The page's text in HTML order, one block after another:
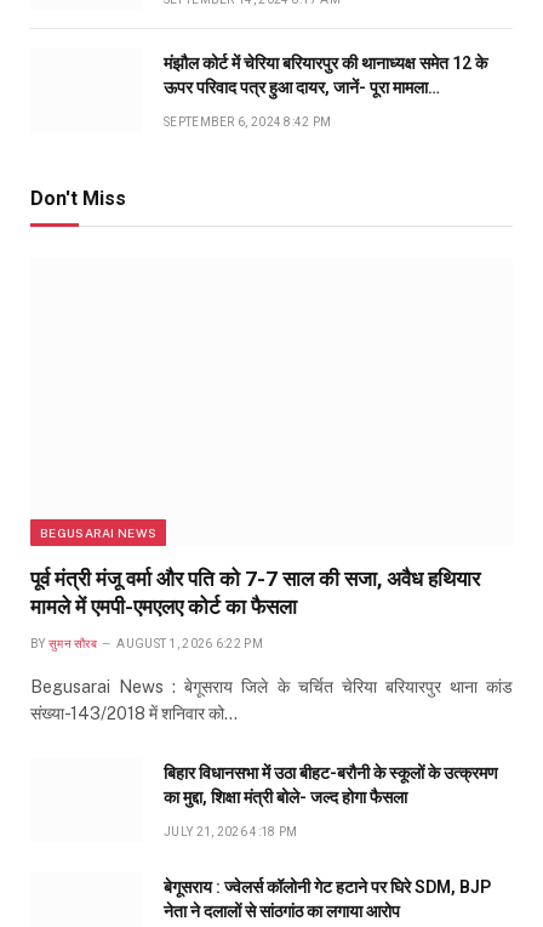
मंझौल कोर्ट में चेरिया बरियारपुर की थानाध्यक्ष समेत 12 के
ऊपर परिवाद पत्र हुआ दायर, जानें- पूरा मामला…
SEPTEMBER 6, 2024 8:42 PM
Don't Miss
BEGUSARAI NEWS
पूर्व मंत्री मंजू वर्मा और पति को 7-7 साल की सजा, अवैध हथियार
मामले में एमपी-एमएलए कोर्ट का फैसला
BY सुमन सौरब AUGUST 1, 2026 6:22 PM
Begusarai News : बेगूसराय जिले के चर्चित चेरिया बरियारपुर थाना कांड
संख्या-143/2018 में शनिवार को…
बिहार विधानसभा में उठा बीहट-बरौनी के स्कूलों के उत्क्रमण
का मुद्दा, शिक्षा मंत्री बोले- जल्द होगा फैसला
JULY 21, 2026 4:18 PM
बेगूसराय : ज्वेलर्स कॉलोनी गेट हटाने पर घिरे SDM, BJP
नेता ने दलालों से सांठगांठ का लगाया आरोप